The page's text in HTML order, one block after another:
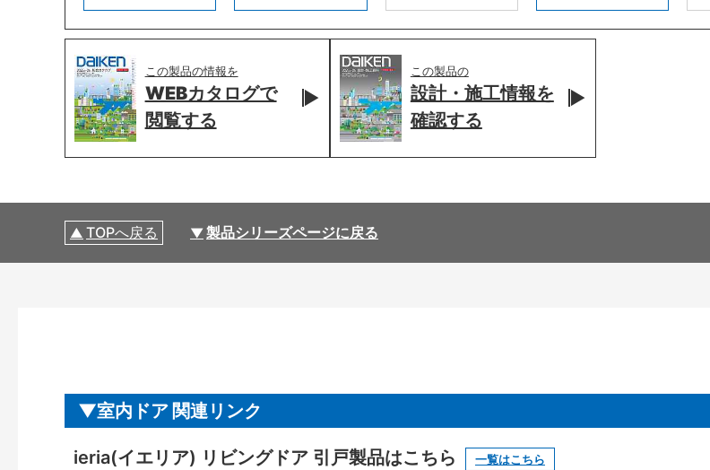
この製品の情報を
WEBカタログで
閲覧する
この製品の
設計・施工情報を
確認する
TOPへ戻る 製品シリーズページに戻る
室内ドア 関連リンク
ieria(イエリア) リビングドア 引戸製品はこちら 一覧はこちら